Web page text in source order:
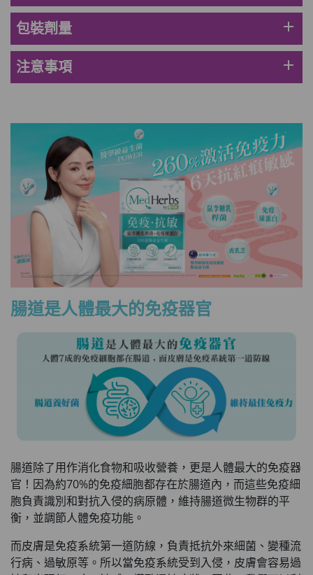
包裝劑量 add
注意事項 add
腸道是人體最大的免疫器官
腸道除了用作消化食物和吸收營養，更是人體最大的免疫器
官！因為約70%的免疫細胞都存在於腸道內，而這些免疫細
胞負責識別和對抗入侵的病原體，維持腸道微生物群的平
衡，並調節人體免疫功能。
而皮膚是免疫系統第一道防線，負責抵抗外來細菌、變種流
行病、過敏原等。所以當免疫系統受到入侵，皮膚會容易過